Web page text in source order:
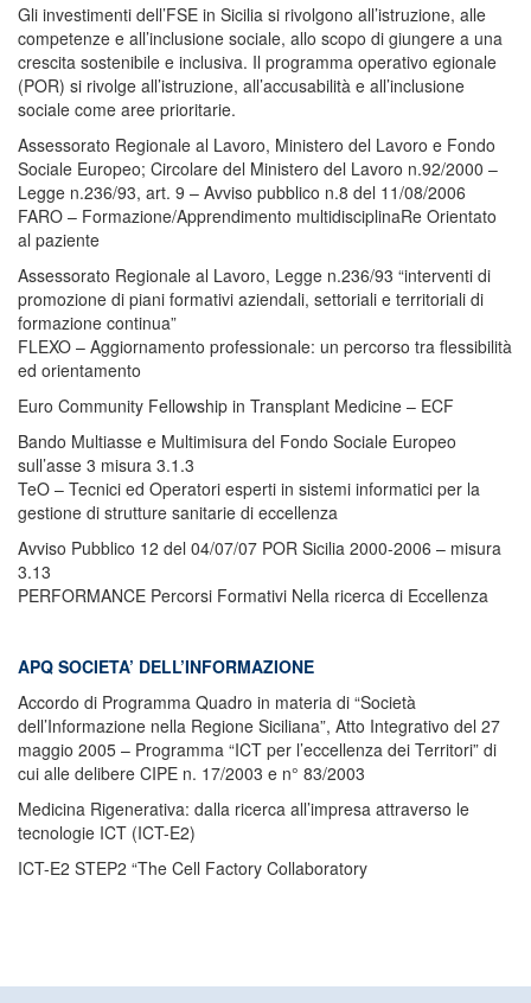
Gli investimenti dell’FSE in Sicilia si rivolgono all’istruzione, alle
competenze e all’inclusione sociale, allo scopo di giungere a una
crescita sostenibile e inclusiva. Il programma operativo egionale
(POR) si rivolge all’istruzione, all’accusabilità e all’inclusione
sociale come aree prioritarie.
Assessorato Regionale al Lavoro, Ministero del Lavoro e Fondo
Sociale Europeo; Circolare del Ministero del Lavoro n.92/2000 –
Legge n.236/93, art. 9 – Avviso pubblico n.8 del 11/08/2006
FARO – Formazione/Apprendimento multidisciplinaRe Orientato
al paziente
Assessorato Regionale al Lavoro, Legge n.236/93 “interventi di
promozione di piani formativi aziendali, settoriali e territoriali di
formazione continua”
FLEXO – Aggiornamento professionale: un percorso tra flessibilità
ed orientamento
Euro Community Fellowship in Transplant Medicine – ECF
Bando Multiasse e Multimisura del Fondo Sociale Europeo
sull’asse 3 misura 3.1.3
TeO – Tecnici ed Operatori esperti in sistemi informatici per la
gestione di strutture sanitarie di eccellenza
Avviso Pubblico 12 del 04/07/07 POR Sicilia 2000-2006 – misura
3.13
PERFORMANCE Percorsi Formativi Nella ricerca di Eccellenza
APQ SOCIETA’ DELL’INFORMAZIONE
Accordo di Programma Quadro in materia di “Società
dell’Informazione nella Regione Siciliana”, Atto Integrativo del 27
maggio 2005 – Programma “ICT per l’eccellenza dei Territori” di
cui alle delibere CIPE n. 17/2003 e n° 83/2003
Medicina Rigenerativa: dalla ricerca all’impresa attraverso le
tecnologie ICT (ICT-E2)
ICT-E2 STEP2 “The Cell Factory Collaboratory